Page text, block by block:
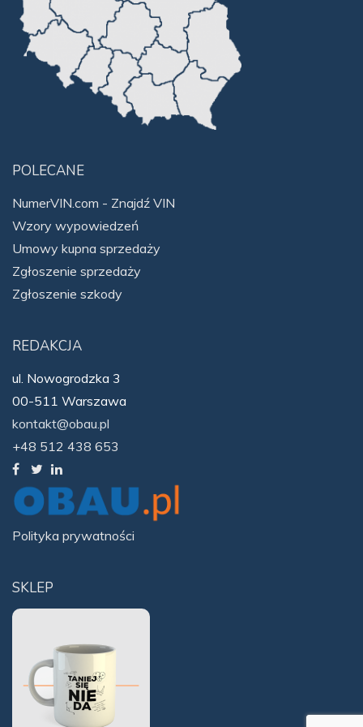
SKLEP
POLECANE
NumerVIN.com - Znajdź VIN
Wzory wypowiedzeń
Umowy kupna sprzedaży
Zgłoszenie sprzedaży
Zgłoszenie szkody
REDAKCJA
ul. Nowogrodzka 3
00-511 Warszawa
kontakt@obau.pl
+48 512 438 653
Polityka prywatności